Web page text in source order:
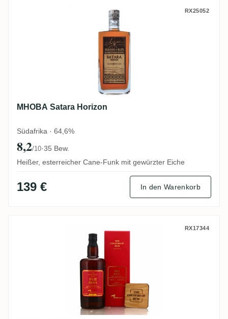
MHOBA Satara Horizon RX25052
MHOBA Satara Horizon
Südafrika · 64,6%
8,2/10·35 Bew.
Heißer, esterreicher Cane-Funk mit gewürzter Eiche
139 € In den Warenkorb
CoR South Pacific Fiji 2001 RX17344